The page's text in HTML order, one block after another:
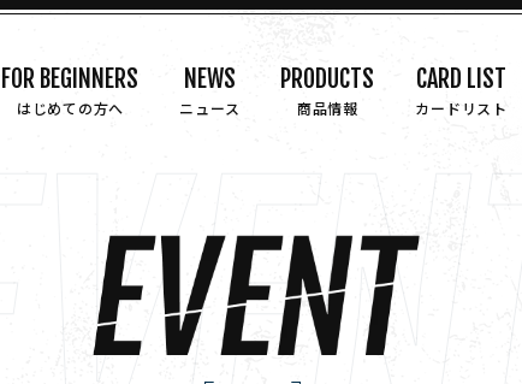
FOR BEGINNERS
はじめての方へ
NEWS
ニュース
PRODUCTS
商品情報
CARD LIST
カードリスト